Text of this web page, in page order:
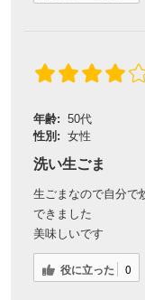
年齢: 50代
性別: 女性
洗い生ごま
生ごまなので自分で
できました
美味しいです
役に立った 0